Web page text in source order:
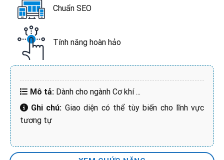
Chuẩn SEO
Tính năng hoàn hảo
Mô tả: Dành cho ngành Cơ khí ...
Ghi chú: Giao diện có thể tùy biến cho lĩnh vực
tương tự